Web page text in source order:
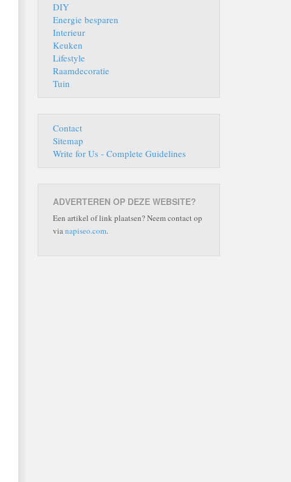
DIY
Energie besparen
Interieur
Keuken
Lifestyle
Raamdecoratie
Tuin
Contact
Sitemap
Write for Us - Complete Guidelines
ADVERTEREN OP DEZE WEBSITE?
Een artikel of link plaatsen? Neem contact op
vianapiseo.com.